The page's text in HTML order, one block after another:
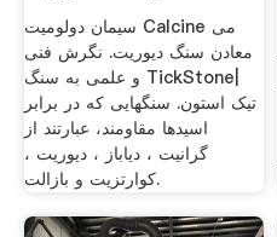
می کند
سیمان دولومیت Calcine می
معادن سنگ دیوریت. نگرش فنی
و علمی به سنگ TickStone|
تیک استون. سنگهایی که در برابر
اسیدها مقاومند، عبارتند از
گرانیت ، دیاباز ، دیوریت ،
کوارتزیت و بازالت.